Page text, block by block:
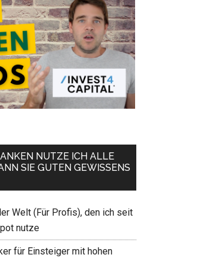
NUTZE ICH ALLE
SIE GUTEN GEWISSENS
Welt (Für Profis), den ich seit
nutze
für Einsteiger mit hohen